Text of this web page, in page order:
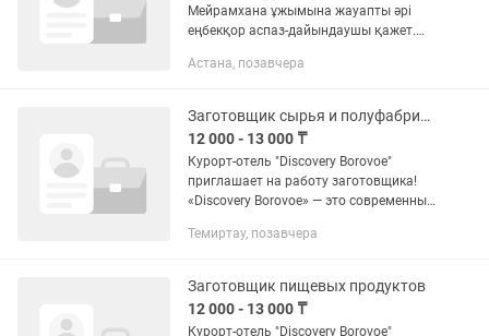
Мейрамхана ұжымына жауапты әрі
еңбекқор аспаз-дайындаушы қажет.
дайындау; • Ет, көкөніс және басқа да
Астана, позавчера
Заготовщик сырья и полуфабрикатов
12 000 - 13 000 ₸
Курорт-отель "Discovery Borovoe"
приглашает на работу заготовщика!
«Discovery Borovoe» — это современный
расположенный в живописной
Темиртау, позавчера
Заготовщик пищевых продуктов
12 000 - 13 000 ₸
Курорт-отель "Discovery Borovoe"